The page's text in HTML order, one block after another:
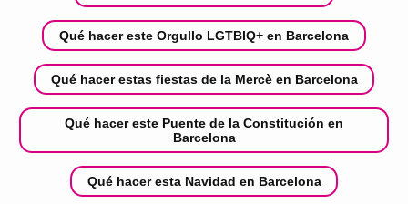
Qué hacer este Orgullo LGTBIQ+ en Barcelona
Qué hacer estas fiestas de la Mercè en Barcelona
Qué hacer este Puente de la Constitución en
Barcelona
Qué hacer esta Navidad en Barcelona